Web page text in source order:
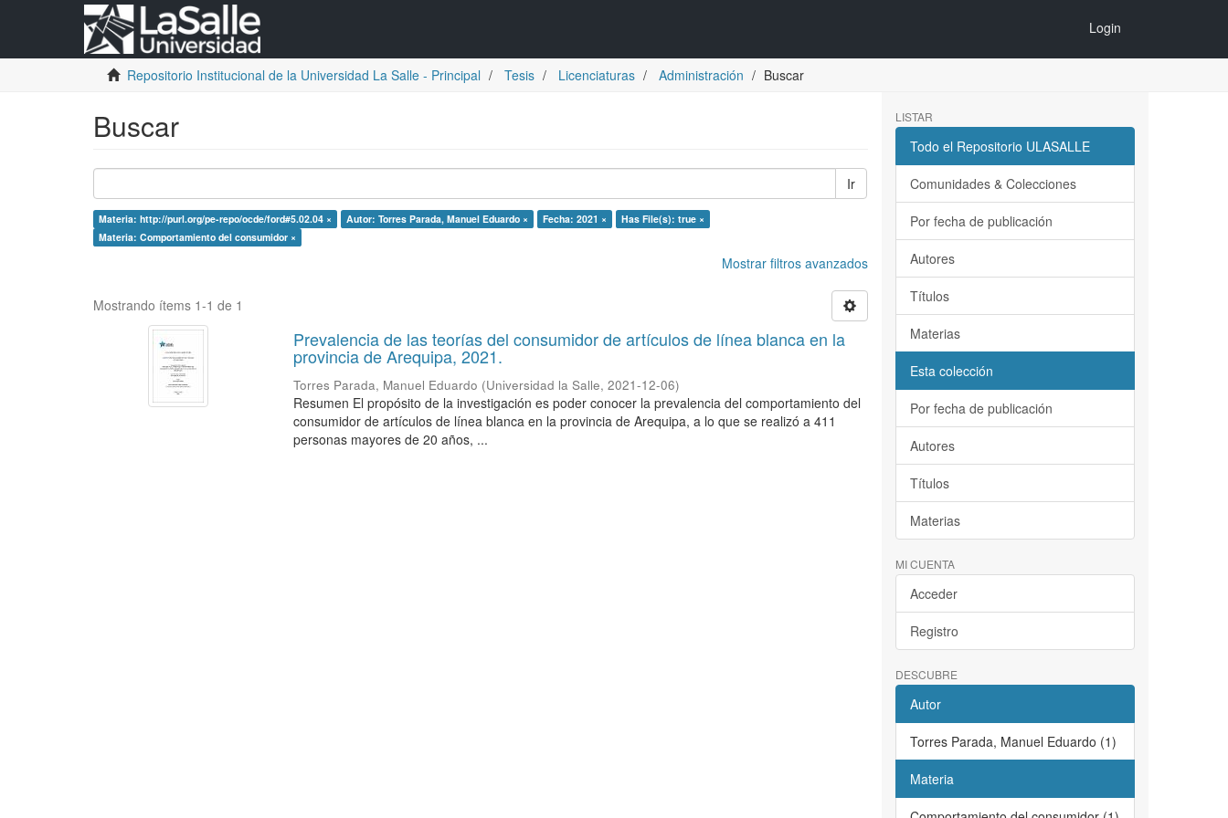
Login
Repositorio Institucional de la Universidad La Salle - Principal Tesis Licenciaturas Administración Buscar
Buscar
Ir
Materia: http://purl.org/pe-repo/ocde/ford#5.02.04 × Autor: Torres Parada, Manuel Eduardo × Fecha: 2021 ×
Has File(s): true ×
Materia: Comportamiento del consumidor ×
Mostrar filtros avanzados
Mostrando ítems 1-1 de 1
Prevalencia de las teorías del consumidor de artículos de línea blanca en la
provincia de Arequipa, 2021.
Torres Parada, Manuel Eduardo (Universidad la Salle,2021-12-06)
Resumen El propósito de la investigación es poder conocer la prevalencia del comportamiento del
consumidor de artículos de línea blanca en la provincia de Arequipa, a lo que se realizó a 411
personas mayores de 20 años, ...
LISTAR
Todo el Repositorio ULASALLE
Comunidades & Colecciones
Por fecha de publicación
Autores
Títulos
Materias
Esta colección
Por fecha de publicación
Autores
Títulos
Materias
MI CUENTA
Acceder
Registro
DESCUBRE
Autor
Torres Parada, Manuel Eduardo (1)
Materia